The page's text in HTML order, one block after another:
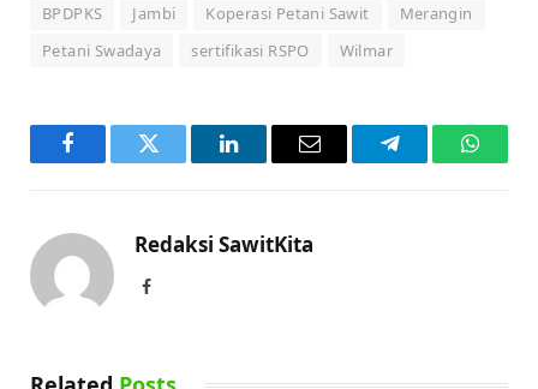
BPDPKS Jambi Koperasi Petani Sawit
Merangin
Petani Swadaya
sertifikasi RSPO Wilmar
FacebookTwitter LinkedInEmail Telegram
Redaksi SawitKita
Facebook